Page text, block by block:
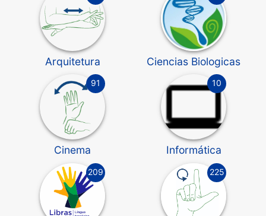
Arquitetura Ciencias Biologicas
91
Cinema
10
Informática
209 225